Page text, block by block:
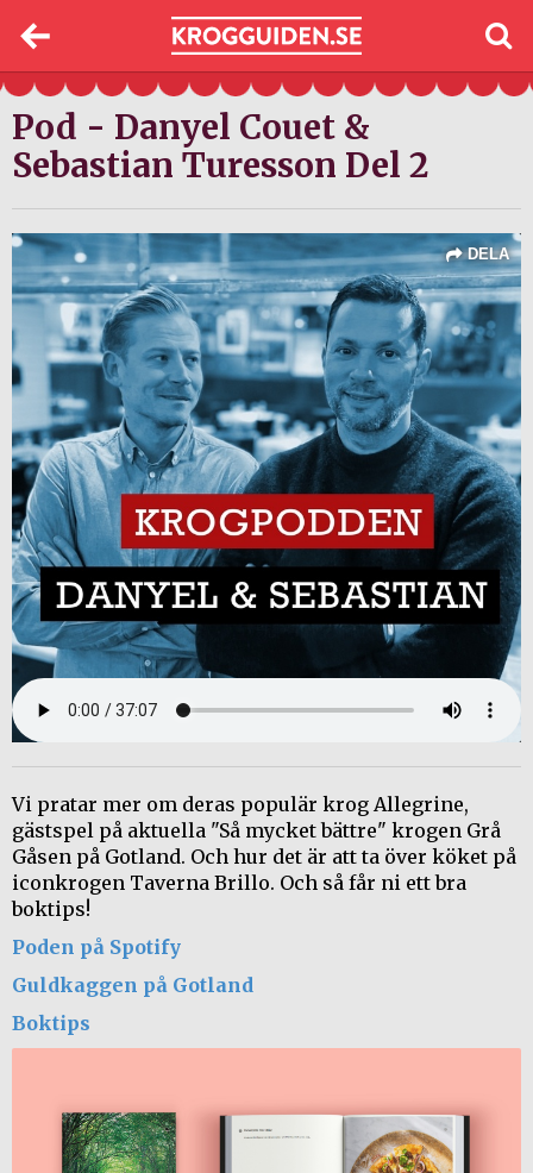
Pod - Danyel Couet &
Sebastian Turesson Del 2
DELA
Vi pratar mer om deras populär krog Allegrine,
gästspel på aktuella "Så mycket bättre" krogen Grå
Gåsen på Gotland. Och hur det är att ta över köket på
iconkrogen Taverna Brillo. Och så får ni ett bra
boktips!
Poden på Spotify
Guldkaggen på Gotland
Boktips